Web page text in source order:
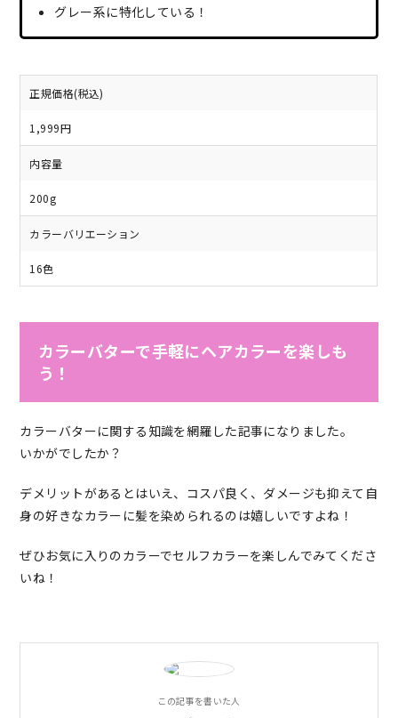
グレー系に特化している！
正規価格(税込)
1,999円
内容量
200g
カラーバリエーション
16色
カラーバターで手軽にヘアカラーを楽しも
う！
カラーバターに関する知識を網羅した記事になりました。
いかがでしたか？
デメリットがあるとはいえ、コスパ良く、ダメージも抑えて自
身の好きなカラーに髪を染められるのは嬉しいですよね！
ぜひお気に入りのカラーでセルフカラーを楽しんでみてくださ
いね！
この記事を書いた人